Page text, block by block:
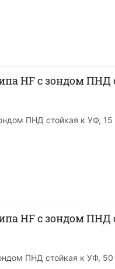
HF с зондом ПНД
ПНД стойкая к УФ,
HF с зондом ПНД
ПНД стойкая к УФ,